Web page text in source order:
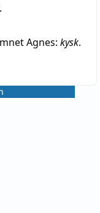
.
Agnes: kysk.